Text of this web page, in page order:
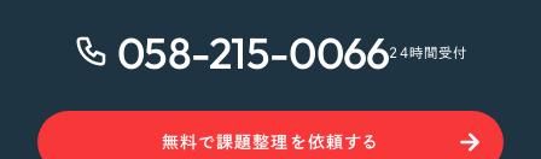
058-215-006624時間受付
無料で課題整理を依頼する